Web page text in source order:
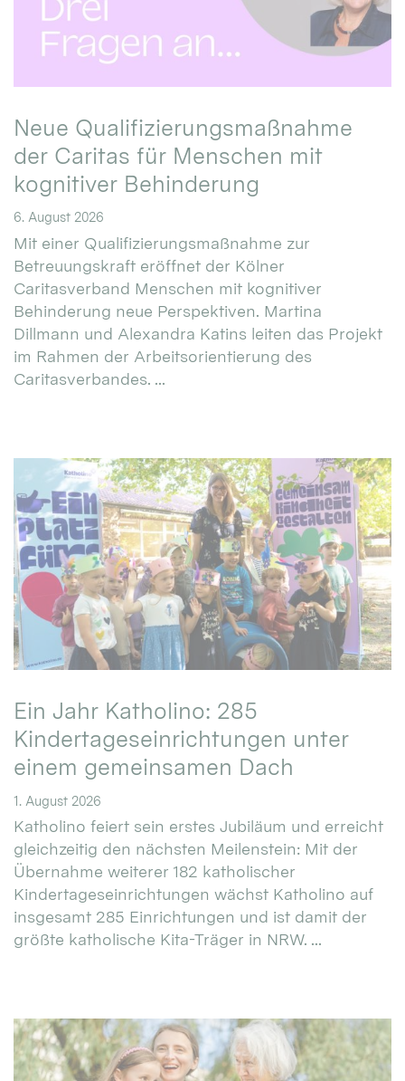
Neue Qualifizierungsmaßnahme
der Caritas für Menschen mit
kognitiver Behinderung
6. August 2026
Mit einer Qualifizierungsmaßnahme zur
Betreuungskraft eröffnet der Kölner
Caritasverband Menschen mit kognitiver
Behinderung neue Perspektiven. Martina
Dillmann und Alexandra Katins leiten das Projekt
im Rahmen der Arbeitsorientierung des
Caritasverbandes. ...
Ein Jahr Katholino: 285
Kindertageseinrichtungen unter
einem gemeinsamen Dach
1. August 2026
Katholino feiert sein erstes Jubiläum und erreicht
gleichzeitig den nächsten Meilenstein: Mit der
Übernahme weiterer 182 katholischer
Kindertageseinrichtungen wächst Katholino auf
insgesamt 285 Einrichtungen und ist damit der
größte katholische Kita-Träger in NRW. ...